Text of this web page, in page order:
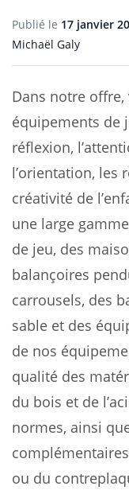
Publié le 17 janvier
Michaël Galy
Dans notre
équipements de
réflexion,
l’orientation, les
créativité de
une large
de jeu, des
balançoires
carrousels, des
sable et des
de nos
qualité des
du bois et de
normes, ainsi
ou du